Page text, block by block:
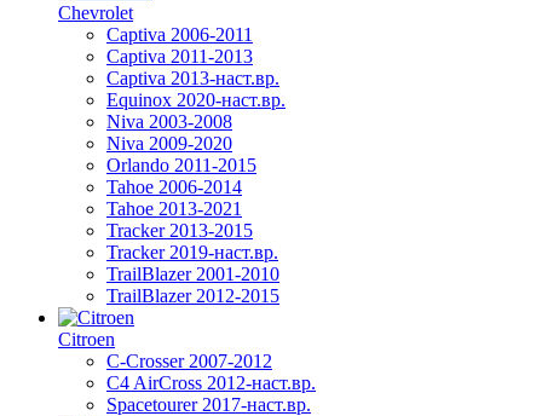
Chevrolet
Captiva 2006-2011
Captiva 2011-2013
Captiva 2013-наст.вр.
Equinox 2020-наст.вр.
Niva 2003-2008
Niva 2009-2020
Orlando 2011-2015
Tahoe 2006-2014
Tahoe 2013-2021
Tracker 2013-2015
Tracker 2019-наст.вр.
TrailBlazer 2001-2010
TrailBlazer 2012-2015
Citroen
C-Crosser 2007-2012
C4 AirCross 2012-наст.вр.
Spacetourer 2017-наст.вр.